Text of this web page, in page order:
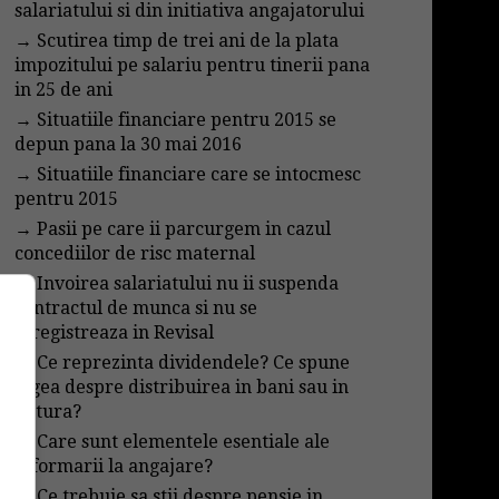
salariatului si din initiativa angajatorului
→ Scutirea timp de trei ani de la plata
impozitului pe salariu pentru tinerii pana
in 25 de ani
→ Situatiile financiare pentru 2015 se
depun pana la 30 mai 2016
→ Situatiile financiare care se intocmesc
pentru 2015
→Pasii pe care ii parcurgem in cazul
concediilor de risc maternal
→Invoirea salariatului nu ii suspenda
contractul de munca si nu se
inregistreaza in Revisal
Ce reprezinta dividendele? Ce spune
legea despre distribuirea in bani sau in
natura?
Care sunt elementele esentiale ale
informarii la angajare?